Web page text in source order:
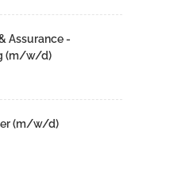
Assurance -
(m/w/d)
(m/w/d)